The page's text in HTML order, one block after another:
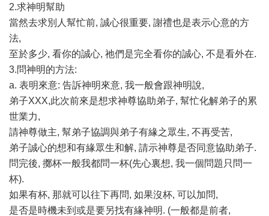
2.求神明幫助
當然去求別人幫忙前, 誠心很重要, 謝禮也是表示心意的方
法,
至於多少, 看你的誠心, 祂們是完全看你的誠心, 不是看外在.
3.問神明的方法:
a. 表明來意: 告訴神明來意, 我一般會跟神明說,
弟子XXX,此次前來是想求神尊協助弟子, 幫忙化解弟子的累
世業力,
請神尊做主, 幫弟子協調與弟子有緣之眾生, 不再受苦,
弟子誠心的想和有緣眾生和解, 請示神尊是否同意協助弟子.
問完後, 擲杯一般我都問一杯(先心裏想, 我一個問題只問一
杯).
如果有杯, 那就可以往下再問, 如果沒杯, 可以加問,
是否是時機未到或是要另找有緣神明. (一般都是前者,